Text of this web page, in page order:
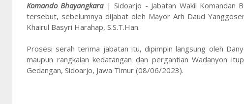
Komando Bhayangkara| Sidoarjo - Jabatan Wakil Komandan
tersebut, sebelumnya dijabat oleh Mayor Arh Daud
Khairul Basyri Harahap, S.S.T.Han.
Prosesi serah terima jabatan itu, dipimpin langsung oleh
maupun rangkaian kedatangan dan pergantian Wadanyon
Gedangan, Sidoarjo, Jawa Timur (08/06/2023).